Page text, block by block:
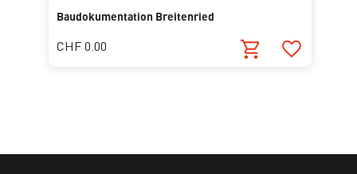
Baudokumentation Breitenried
CHF 0.00